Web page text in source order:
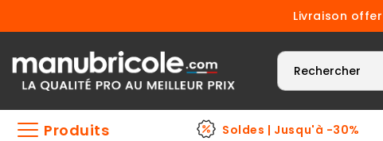
Livraison
Produits Soldes | Jusqu'à -30%